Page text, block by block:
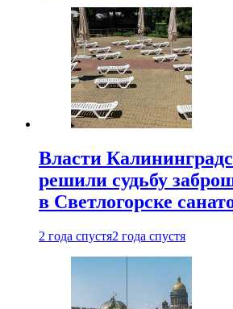
Власти
решили судьбу
в Светлогорске
2 года спустя2 года спустя